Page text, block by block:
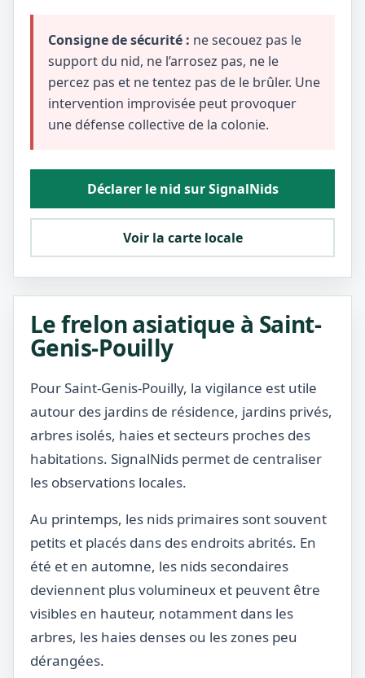
Consigne de sécurité : ne secouez pas le
support du nid, ne l’arrosez pas, ne le
percez pas et ne tentez pas de le brûler. Une
intervention improvisée peut provoquer
une défense collective de la colonie.
Déclarer le nid sur SignalNids
Voir la carte locale
Le frelon asiatique à Saint-
Genis-Pouilly
Pour Saint-Genis-Pouilly, la vigilance est utile
autour des jardins de résidence, jardins privés,
arbres isolés, haies et secteurs proches des
habitations. SignalNids permet de centraliser
les observations locales.
Au printemps, les nids primaires sont souvent
petits et placés dans des endroits abrités. En
été et en automne, les nids secondaires
deviennent plus volumineux et peuvent être
visibles en hauteur, notamment dans les
arbres, les haies denses ou les zones peu
dérangées.